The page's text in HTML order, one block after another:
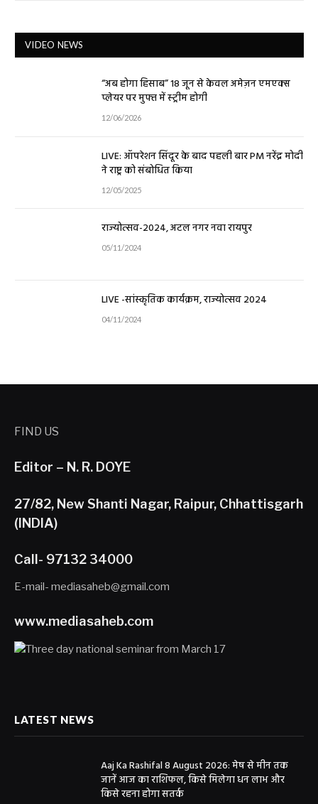
VIDEO NEWS
“अब होगा हिसाब” 18 जून से केवल अमेज़न एमएक्स
प्लेयर पर मुफ्त में स्ट्रीम होगी
12/06/2026
LIVE: ऑपरेशन सिंदूर के बाद पहली बार PM नरेंद्र मोदी
ने राष्ट्र को संबोधित किया
12/05/2025
राज्योत्सव-2024, अटल नगर नवा रायपुर
05/11/2024
LIVE -सांस्कृतिक कार्यक्रम, राज्योत्सव 2024
04/11/2024
FIND US
Editor – N. R. DOYE
27/82, New Shanti Nagar, Raipur, Chhattisgarh
(INDIA)
Call- 97132 34000
E-mail- mediasaheb@gmail.com
www.mediasaheb.com
LATEST NEWS
Aaj Ka Rashifal 8 August 2026: मेष से मीन तक
जानें आज का राशिफल, किसे मिलेगा धन लाभ और
किसे रहना होगा सतर्क